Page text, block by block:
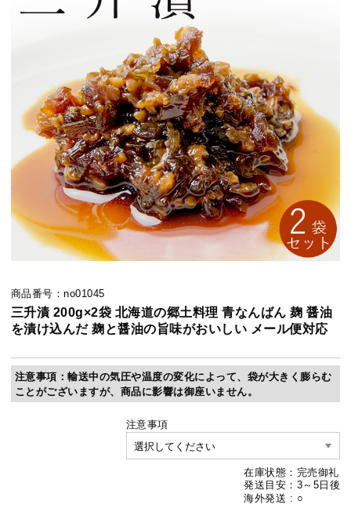
商品番号：no01045
三升漬 200g×2袋 北海道の郷土料理 青なんばん 麹 醤油
を漬け込んだ 麹と醤油の旨味がおいしい メール便対応
注意事項：輸送中の気圧や温度の変化によって、袋が大きく膨らむ
ことがございますが、商品に影響は御座いません。
注意事項
在庫状態：完売御礼
発送目安：3～5日後
海外発送 : ○